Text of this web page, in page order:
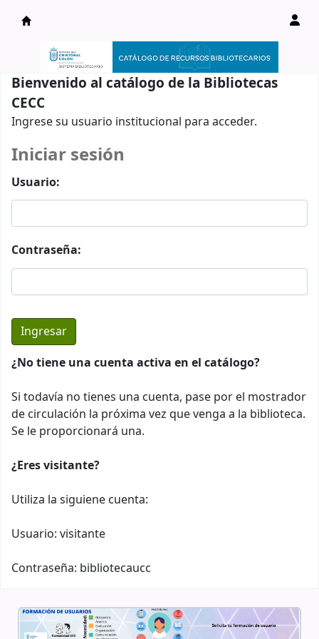
Catálogo en línea
Bienvenido al catálogo de la Bibliotecas
CECC
Ingrese su usuario institucional para acceder.
Iniciar sesión
Usuario:
Contraseña:
¿No tiene una cuenta activa en el catálogo?
Si todavía no tienes una cuenta, pase por el mostrador
de circulación la próxima vez que venga a la biblioteca.
Se le proporcionará una.
¿Eres visitante?
Utiliza la siguiene cuenta:
Usuario: visitante
Contraseña: bibliotecaucc